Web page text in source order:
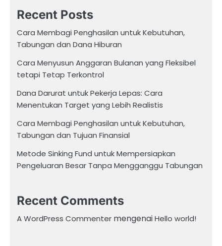
Recent Posts
Cara Membagi Penghasilan untuk Kebutuhan,
Tabungan dan Dana Hiburan
Cara Menyusun Anggaran Bulanan yang Fleksibel
tetapi Tetap Terkontrol
Dana Darurat untuk Pekerja Lepas: Cara
Menentukan Target yang Lebih Realistis
Cara Membagi Penghasilan untuk Kebutuhan,
Tabungan dan Tujuan Finansial
Metode Sinking Fund untuk Mempersiapkan
Pengeluaran Besar Tanpa Mengganggu Tabungan
Recent Comments
A WordPress Commenter mengenaiHello world!